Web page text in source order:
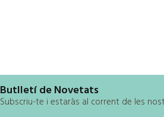
Butlletí de Novetats
Subscriu-te i estaràs al corrent de les